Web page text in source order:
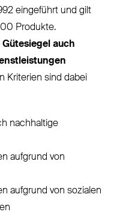
eingeführt und gilt
Produkte.
auch
Kriterien sind dabei
nachhaltige
aufgrund von
aufgrund von sozialen